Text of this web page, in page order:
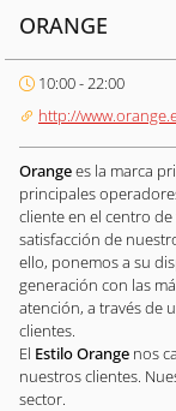
ORANGE
10:00 - 22:00
http://
Orangees la marca
principales
cliente en el centro
satisfacción de
ello, ponemos a su
generación con las
atención, a través de
clientes.
El Estilo Orange nos
nuestros clientes.
sector.